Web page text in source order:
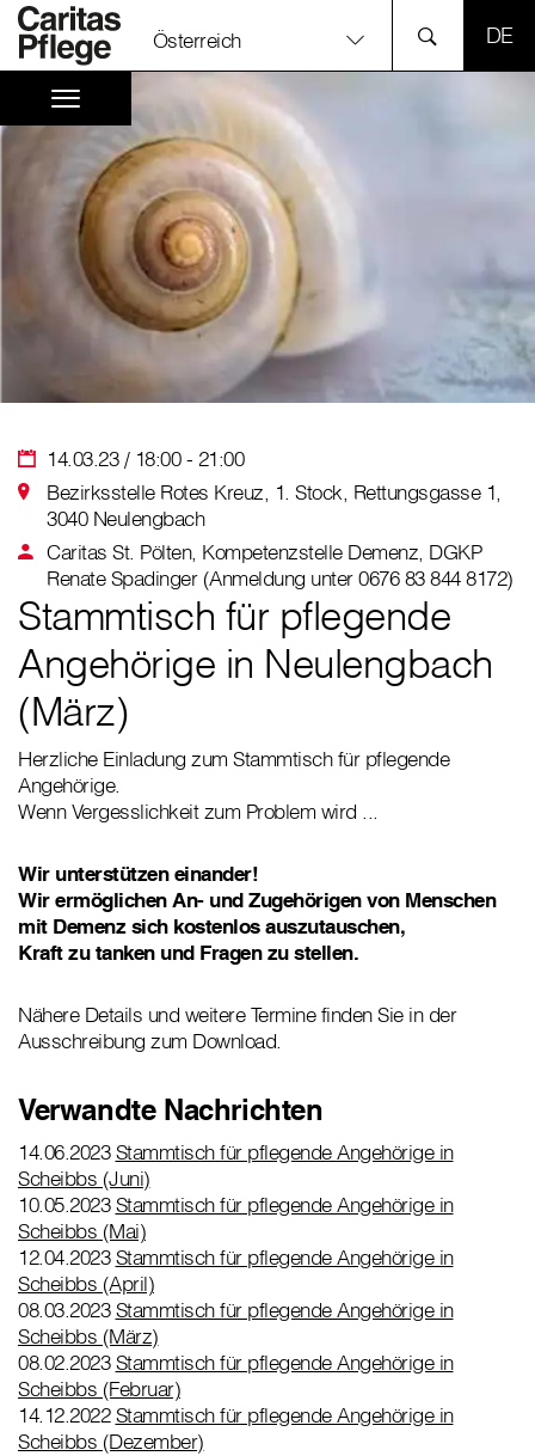
Österreich
14.03.23 / 18:00 - 21:00
Bezirksstelle Rotes Kreuz, 1. Stock, Rettungsgasse 1,
3040 Neulengbach
Caritas St. Pölten, Kompetenzstelle Demenz, DGKP
Renate Spadinger (Anmeldung unter 0676 83 844 8172)
Stammtisch für pflegende
Angehörige in Neulengbach
(März)
Herzliche Einladung zum Stammtisch für pflegende
Angehörige.
Wenn Vergesslichkeit zum Problem wird ...
Wir unterstützen einander!
Wir ermöglichen An- und Zugehörigen von Menschen
mit Demenz sich kostenlos auszutauschen,
Kraft zu tanken und Fragen zu stellen.
Nähere Details und weitere Termine finden Sie in der
Ausschreibung zum Download.
Verwandte Nachrichten
14.06.2023 Stammtisch für pflegende Angehörige in
Scheibbs (Juni)
10.05.2023 Stammtisch für pflegende Angehörige in
Scheibbs (Mai)
12.04.2023 Stammtisch für pflegende Angehörige in
Scheibbs (April)
08.03.2023 Stammtisch für pflegende Angehörige in
Scheibbs (März)
08.02.2023 Stammtisch für pflegende Angehörige in
Scheibbs (Februar)
14.12.2022 Stammtisch für pflegende Angehörige in
Scheibbs (Dezember)